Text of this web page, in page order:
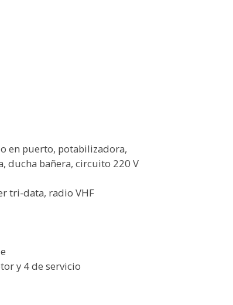
en puerto, potabilizadora,
ducha bañera, circuito 220 V
tri-data, radio VHF
y 4 de servicio